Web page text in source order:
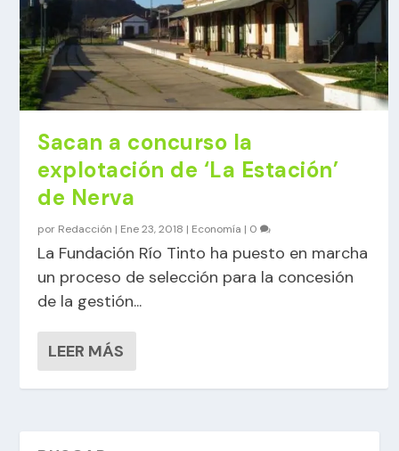
Sacan a concurso la
explotación de ‘La Estación’
de Nerva
por Redacción | Ene 23, 2018 | Economía | 0
La Fundación Río Tinto ha puesto en marcha
un proceso de selección para la concesión
de la gestión...
LEER MÁS